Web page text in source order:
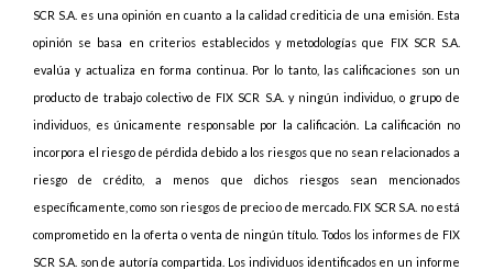
SCR S.A. es una opinión en cuanto a la calidad crediticia de una emisión. Esta
opinión se basa en criterios establecidos y metodologías que FIX SCR S.A.
evalúa y actualiza en forma continua. Por lo tanto, las calificaciones son un
producto de trabajo colectivo de FIX SCR S.A. y ningún individuo, o grupo de
individuos, es únicamente responsable por la calificación. La calificación no
incorpora el riesgo de pérdida debido a los riesgos que no sean relacionados a
riesgo de crédito, a menos que dichos riesgos sean mencionados
específicamente, como son riesgos de precio o de mercado. FIX SCR S.A. no está
comprometido en la oferta o venta de ningún título. Todos los informes de FIX
SCR S.A. son de autoría compartida. Los individuos identificados en un informe